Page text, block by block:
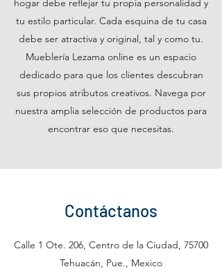
hogar debe reflejar tu propia personalidad y
tu estilo particular. Cada esquina de tu casa
debe ser atractiva y original, tal y como tu.
Mueblería Lezama online es un espacio
dedicado para que los clientes descubran
sus propios atributos creativos. Navega por
nuestra amplia selección de productos para
encontrar eso que necesitas.
Contáctanos
Calle 1 Ote. 206, Centro de la Ciudad, 75700
Tehuacán, Pue., Mexico